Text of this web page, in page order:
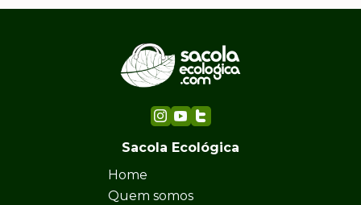
Sacola Ecológica
Home
Quem somos